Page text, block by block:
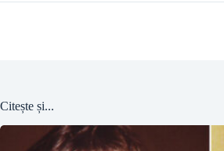
Citește și...